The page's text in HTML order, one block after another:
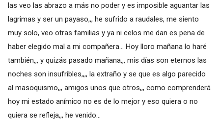
las veo las abrazo a más no poder y es imposible aguantar las
lagrimas y ser un payaso,,, he sufrido a raudales, me siento
muy solo, veo otras familias y ya ni celos me dan es pena de
haber elegido mal a mi compañera... Hoy lloro mañana lo haré
también,,, y quizás pasado mañana,,, mis días son eternos las
noches son insufribles,,,, la extraño y se que es algo parecido
al masoquismo,,, amigos unos que otros,,, como comprenderá
hoy mi estado anímico no es de lo mejor y eso quiera o no
quiera se refleja,,, he venido...